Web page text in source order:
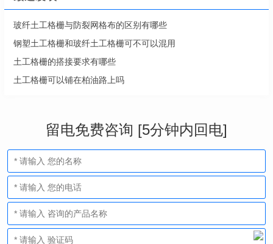
玻纤土工格栅与防裂网格布的区别有哪些
钢塑土工格栅和玻纤土工格栅可不可以混用
土工格栅的搭接要求有哪些
土工格栅可以铺在柏油路上吗
留电免费咨询 [5分钟内回电]